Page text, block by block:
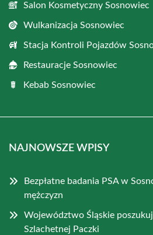
Salon Kosmetyczny Sosnowiec
Wulkanizacja Sosnowiec
Stacja Kontroli Pojazdów
Restauracje Sosnowiec
Kebab Sosnowiec
NAJNOWSZE WPISY
Bezpłatne badania PSA w
mężczyzn
Województwo Śląskie
Szlachetnej Paczki